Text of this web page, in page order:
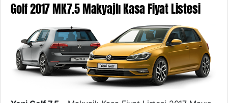
Golf 2017 MK7.5 Makyajlı Kasa Fiyat Listesi